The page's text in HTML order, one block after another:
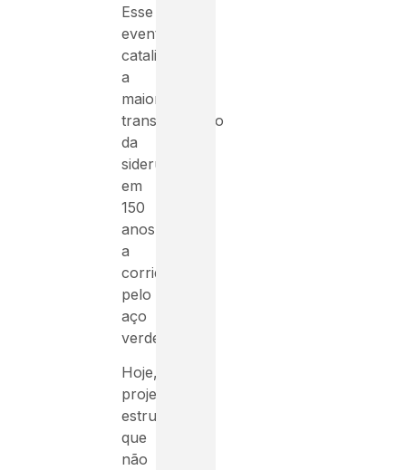
Esse
evento
catalisou
a
maior
transformação
da
siderurgia
em
150
anos:
a
corrida
pelo
aço
verde.
Hoje,
projetos
estruturais
que
não